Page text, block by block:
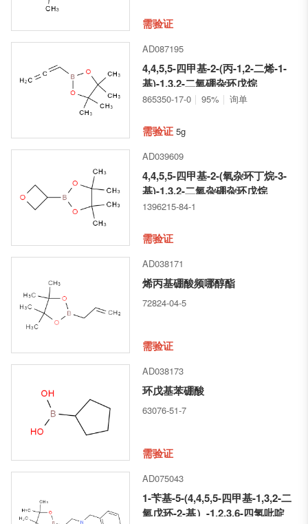
需验证
AD087195
4,4,5,5-四甲基-2-(丙-1,2-二烯-1-
基)-1,3,2-二氧硼杂环戊烷
865350-17-0 95% 询单
需验证 5g
AD039609
4,4,5,5-四甲基-2-(氧杂环丁烷-3-
基)-1,3,2-二氧杂硼杂环戊烷
1396215-84-1
需验证
AD038171
烯丙基硼酸频哪醇酯
72824-04-5
需验证
AD038173
环戊基苯硼酸
63076-51-7
需验证
AD075043
1-苄基-5-(4,4,5,5-四甲基-1,3,2-二
氧戊环-2-基）-1,2,3,6-四氢吡啶